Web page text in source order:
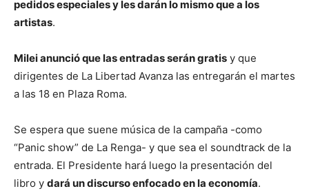
pedidos especiales y les darán lo mismo que a los
artistas.
Milei anunció que las entradas serán gratis y que
dirigentes de La Libertad Avanza las entregarán el martes
a las 18 en Plaza Roma.
Se espera que suene música de la campaña -como
“Panic show” de La Renga- y que sea el soundtrack de la
entrada. El Presidente hará luego la presentación del
libro y dará un discurso enfocado en la economía.